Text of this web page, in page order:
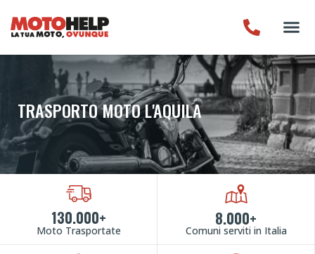
TRASPORTO MOTO L'AQUILA
130.000+
Moto Trasportate
8.000+
Comuni serviti in Italia